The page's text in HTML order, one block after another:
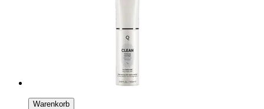
Warenkorb